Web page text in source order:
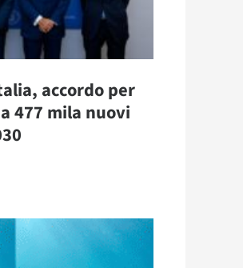
accordo per
477 mila nuovi